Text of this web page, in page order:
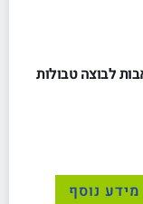
לבוצה טבולות
מידע נוסף